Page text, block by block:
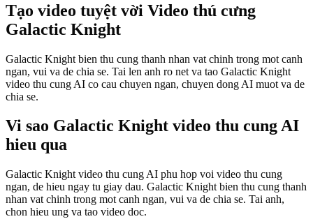
Tạo video tuyệt vời Video thú cưng
Galactic Knight
Galactic Knight bien thu cung thanh nhan vat chinh trong mot canh
ngan, vui va de chia se. Tai len anh ro net va tao Galactic Knight
video thu cung AI co cau chuyen ngan, chuyen dong AI muot va de
chia se.
Vi sao Galactic Knight video thu cung AI
hieu qua
Galactic Knight video thu cung AI phu hop voi video thu cung
ngan, de hieu ngay tu giay dau. Galactic Knight bien thu cung thanh
nhan vat chinh trong mot canh ngan, vui va de chia se. Tai anh,
chon hieu ung va tao video doc.